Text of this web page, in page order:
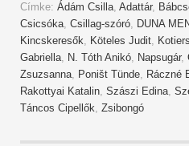
Címke: Ádám Csilla, Adattár,
Csicsóka, Csillag-szóró, DUNA
Kincskeresők, Köteles Judit,
Gabriella, N. Tóth Anikó, Napsugár,
Zsuzsanna, Poništ Tünde, Ráczné
Rakottyai Katalin, Szászi Edina,
Táncos Cipellők, Zsibongó